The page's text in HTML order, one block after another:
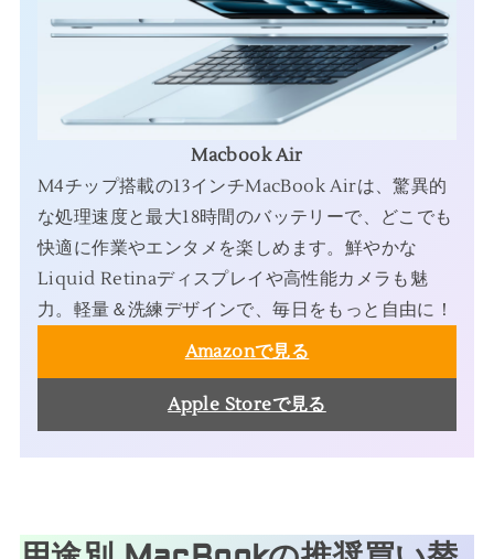
Macbook Air
M4チップ搭載の13インチMacBook Airは、驚異的
な処理速度と最大18時間のバッテリーで、どこでも
快適に作業やエンタメを楽しめます。鮮やかな
Liquid Retinaディスプレイや高性能カメラも魅
力。軽量＆洗練デザインで、毎日をもっと自由に！
Amazonで見る
Apple Storeで見る